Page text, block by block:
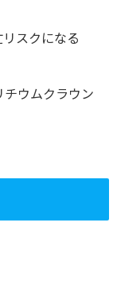
スクになる
チウムクラウン